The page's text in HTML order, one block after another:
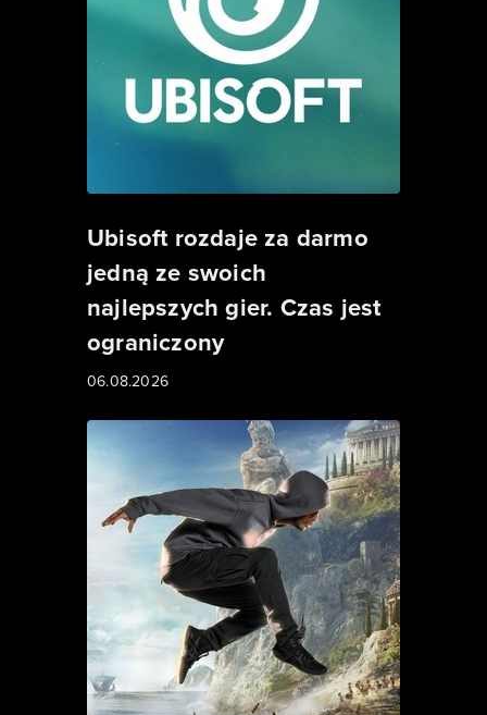
Ubisoft rozdaje za darmo
jedną ze swoich
najlepszych gier. Czas jest
ograniczony
06.08.2026